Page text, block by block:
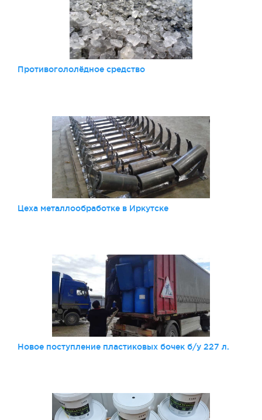
Противогололёдное средство
Цеха металлообработке в Иркутске
Новое поступление пластиковых бочек б/у 227 л.